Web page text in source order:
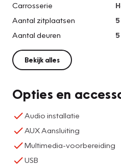
Carrosserie
Aantal zitplaatsen
5
Aantal deuren
5
Bekijk alles
Opties en
Audio installatie
AUX Aansluiting
Multimedia-voorbereiding
USB